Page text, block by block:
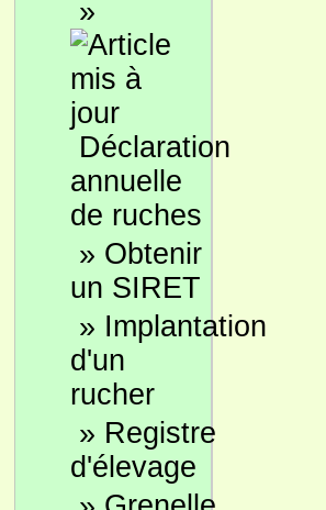
»
Déclaration
annuelle
de ruches
» Obtenir
un SIRET
» Implantation
d'un
rucher
» Registre
d'élevage